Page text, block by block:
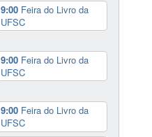
9:00 Feira do Livro da
UFSC
9:00 Feira do Livro da
UFSC
9:00 Feira do Livro da
UFSC